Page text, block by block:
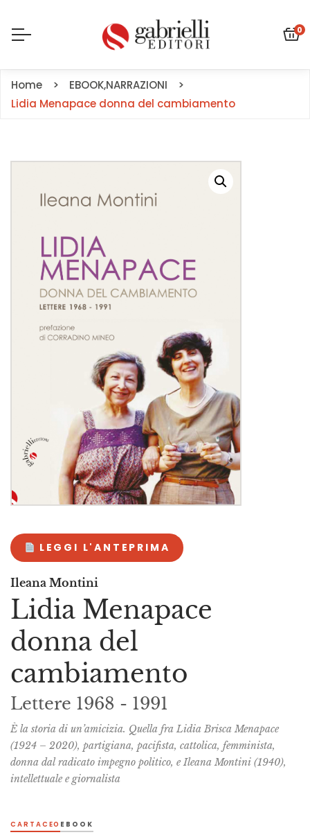
0
Home EBOOK,NARRAZIONI
Lidia Menapace donna del cambiamento
LEGGI L'ANTEPRIMA
Ileana Montini
Lidia Menapace
donna del
cambiamento
Lettere 1968 - 1991
È la storia di un’amicizia. Quella fra Lidia Brisca Menapace
(1924 – 2020), partigiana, pacifista, cattolica, femminista,
donna dal radicato impegno politico, e Ileana Montini (1940),
intellettuale e giornalista
CARTACEO EBOOK